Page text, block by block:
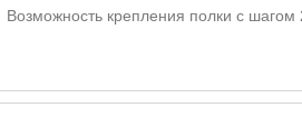
Возможность крепления полки с